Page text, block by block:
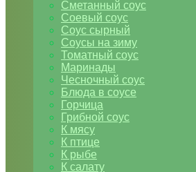
Сметанный соус
Соевый соус
Соус сырный
Соусы на зиму
Томатный соус
Маринады
Чесночный соус
Блюда в соусе
Горчица
Грибной соус
К мясу
К птице
К рыбе
К салату